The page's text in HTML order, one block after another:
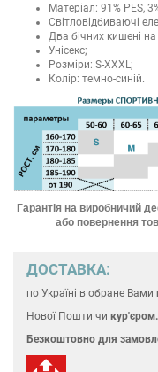
Матеріал: 91% PES,
Світловідбиваючі
Два бічних кишені
Унісекс;
Розміри: S-XXXL;
Колір: темно-синій.
Гарантія на виробничий
або повернення
ДОСТАВКА:
по Україні в обране Вами
Нової Пошти чи кур'єром.
Безкоштовно для